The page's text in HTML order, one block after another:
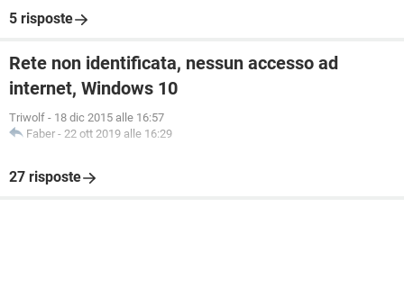
5 risposte
Rete non identificata, nessun accesso ad
internet, Windows 10
Triwolf - 18 dic 2015 alle 16:57
Faber - 22 ott 2019 alle 16:29
27 risposte